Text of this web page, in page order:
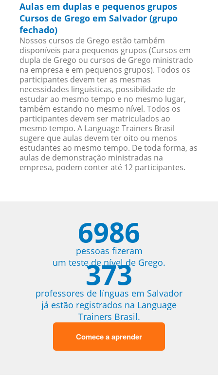
Aulas em duplas e pequenos grupos
Cursos de Grego em Salvador (grupo
fechado)
Nossos cursos de Grego estão também
disponíveis para pequenos grupos (Cursos em
dupla de Grego ou cursos de Grego ministrado
na empresa e em pequenos grupos). Todos os
participantes devem ter as mesmas
necessidades linguísticas, possibilidade de
estudar ao mesmo tempo e no mesmo lugar,
também estando no mesmo nível. Todos os
participantes devem ser matriculados ao
mesmo tempo. A Language Trainers Brasil
sugere que aulas devem ter oito ou menos
estudantes ao mesmo tempo. De toda forma, as
aulas de demonstração ministradas na
empresa, podem conter até 12 participantes.
6986
pessoas fizeram
um teste de nível de Grego.
373
professores de línguas em Salvador
já estão registrados na Language
Trainers Brasil.
Comece a aprender